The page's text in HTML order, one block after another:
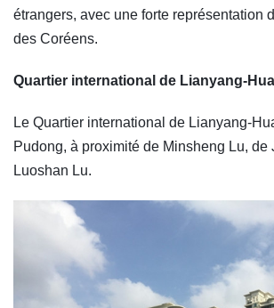
étrangers, avec une forte représentation
des Coréens.
Quartier international de Lianyang-
Le Quartier international de Lianyang-
Pudong, à proximité de Minsheng Lu, de
Luoshan Lu.